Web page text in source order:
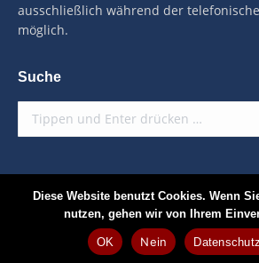
ausschließlich während der
möglich.
Suche
Copyright © 2014 - [dt_date]
Tabatabai. Alle Rechte
Diese Website benutzt Cookies. Wenn
nutzen, gehen wir von Ihrem
OK Nein